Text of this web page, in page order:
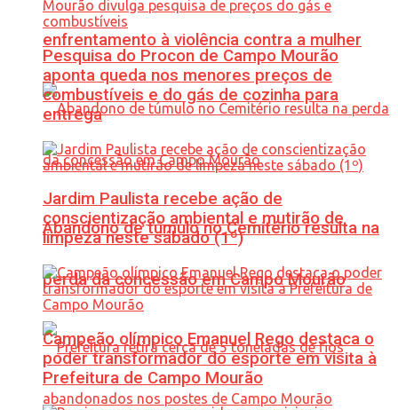
enfrentamento à violência contra a mulher
Abandono de túmulo no Cemitério resulta na
perda da concessão em Campo Mourão
Pesquisa do Procon de Campo Mourão
aponta queda nos menores preços de
combustíveis e do gás de cozinha para
entrega
Jardim Paulista recebe ação de
conscientização ambiental e mutirão de
limpeza neste sábado (1º)
Campeão olímpico Emanuel Rego destaca o
poder transformador do esporte em visita à
Prefeitura de Campo Mourão